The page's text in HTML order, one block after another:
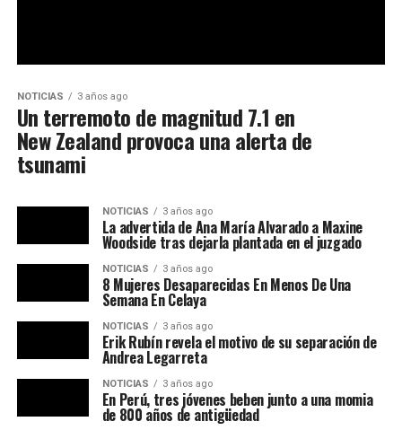
NOTICIAS 3 años ago
Un terremoto de magnitud 7.1 en
New Zealand provoca una alerta de
tsunami
NOTICIAS 3 años ago
La advertida de Ana María Alvarado a Maxine
Woodside tras dejarla plantada en el juzgado
NOTICIAS 3 años ago
8 Mujeres Desaparecidas En Menos De Una
Semana En Celaya
NOTICIAS 3 años ago
Erik Rubín revela el motivo de su separación de
Andrea Legarreta
NOTICIAS 3 años ago
En Perú, tres jóvenes beben junto a una momia
de 800 años de antigüedad